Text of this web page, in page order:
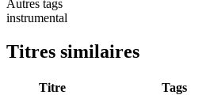
Autres tags
instrumental
Titres similaires
Titre Tags